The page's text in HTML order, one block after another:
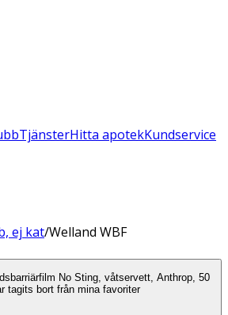
TjänsterHitta apotekKundservice
ej kat/Welland WBF
No Sting, våtservett, Anthrop, 50
tagits bort från mina favoriter